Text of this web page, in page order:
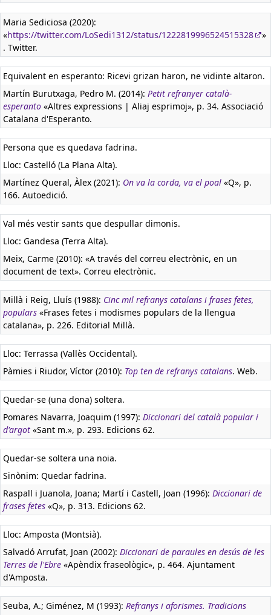
Maria Sediciosa (2020):
«https://twitter.com/LoSedi1312/status/1222819996524515328
»
. Twitter.
Equivalent en esperanto: Ricevi grizan haron, ne vidinte altaron.
Martín Burutxaga, Pedro M. (2014): Petit refranyer català-
esperanto «Altres expressions | Aliaj esprimoj», p. 34. Associació
Catalana d'Esperanto.
Persona que es quedava fadrina.
Lloc: Castelló (La Plana Alta).
Martínez Queral, Àlex (2021): On va la corda, va el poal «Q», p.
166. Autoedició.
Val més vestir sants que despullar dimonis.
Lloc: Gandesa (Terra Alta).
Meix, Carme (2010): «A través del correu electrònic, en un
document de text». Correu electrònic.
Millà i Reig, Lluís (1988): Cinc mil refranys catalans i frases fetes,
populars «Frases fetes i modismes populars de la llengua
catalana», p. 226. Editorial Millà.
Lloc: Terrassa (Vallès Occidental).
Pàmies i Riudor, Víctor (2010): Top ten de refranys catalans. Web.
Quedar-se (una dona) soltera.
Pomares Navarra, Joaquim (1997): Diccionari del català popular i
d'argot «Sant m.», p. 293. Edicions 62.
Quedar-se soltera una noia.
Sinònim: Quedar fadrina.
Raspall i Juanola, Joana; Martí i Castell, Joan (1996): Diccionari de
frases fetes «Q», p. 313. Edicions 62.
Lloc: Amposta (Montsià).
Salvadó Arrufat, Joan (2002): Diccionari de paraules en desús de les
Terres de l'Ebre «Apèndix fraseològic», p. 464. Ajuntament
d'Amposta.
Seuba, A.; Giménez, M (1993): Refranys i aforismes. Tradicions